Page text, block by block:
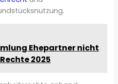
Ehepartner nicht
2025